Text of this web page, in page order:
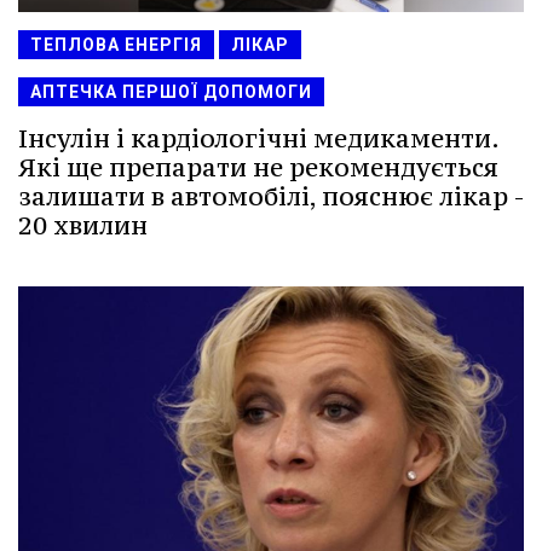
ТЕПЛОВА ЕНЕРГІЯ ЛІКАР
АПТЕЧКА ПЕРШОЇ ДОПОМОГИ
Інсулін і кардіологічні медикаменти.
Які ще препарати не рекомендується
залишати в автомобілі, пояснює лікар -
20 хвилин